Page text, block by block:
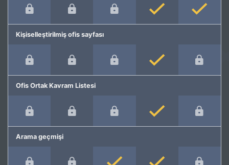
Kişiselleştirilmiş ofis sayfası
Ofis Ortak Kavram Listesi
Arama geçmişi